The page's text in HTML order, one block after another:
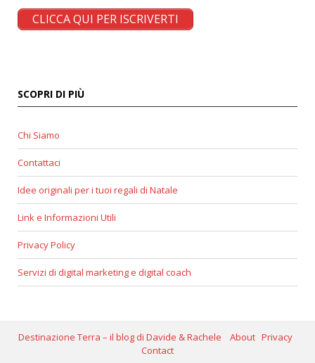
CLICCA QUI PER ISCRIVERTI
SCOPRI DI PIÙ
Chi Siamo
Contattaci
Idee originali per i tuoi regali di Natale
Link e Informazioni Utili
Privacy Policy
Servizi di digital marketing e digital coach
Destinazione Terra – il blog di Davide & Rachele About Privacy
Contact